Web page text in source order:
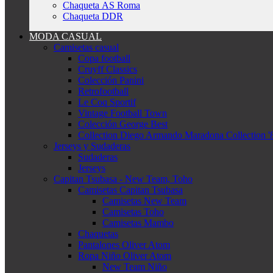
Chaqueta AS Roma
Chaqueta DDR
MODA CASUAL
Camisetas casual
Copa football
Cruyff Classics
Colección Panini
Retrofootball
Le Coq Sportif
Vintage Football Town
Colección George Best
Collection Diego Armando Maradona Collection
Jerseys y Sudaderas
Sudaderas
Jerseys
Capitan Tsubasa - New Team, Toho
Camisetas Capitan Tsubasa
Camisetas New Team
Camisetas Toho
Camisetas Mambo
Chaquetas
Pantalones Oliver Atom
Ropa Niño Oliver Atom
New Team Niño